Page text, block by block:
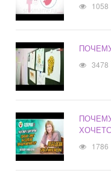
1058
3478
1786